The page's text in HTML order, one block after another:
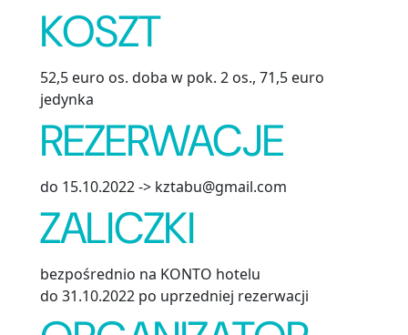
KOSZT
52,5 euro os. doba w pok. 2 os., 71,5 euro
jedynka
REZERWACJE
do 15.10.2022 -> kztabu@gmail.com
ZALICZKI
bezpośrednio na KONTO hotelu
do 31.10.2022 po uprzedniej rezerwacji